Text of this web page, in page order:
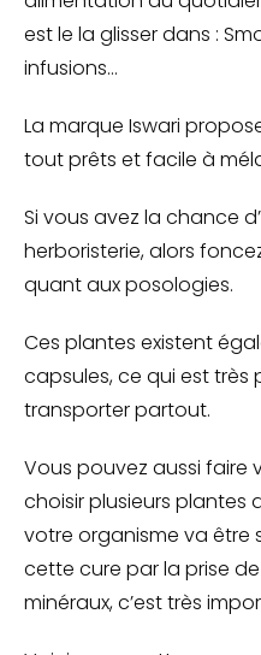
est le la glisser dans :
infusions…
La marque Iswari
tout prêts et facile à
Si vous avez la chance
herboristerie, alors
quant aux posologies.
Ces plantes existent
capsules, ce qui est très
transporter partout.
Vous pouvez aussi faire
choisir plusieurs plantes
votre organisme va être
cette cure par la prise
minéraux, c’est très